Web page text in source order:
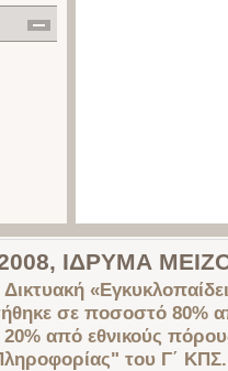
ΙΔΡΥΜΑ
σε ποσοστό 80%
από εθνικούς
του Γ΄ ΚΠΣ.